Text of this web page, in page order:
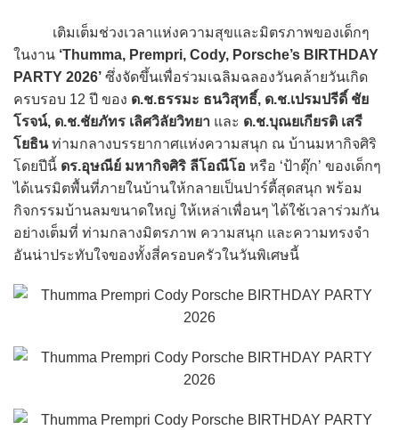
เติมเต็มช่วงเวลาแห่งความสุขและมิตรภาพของเด็กๆ
ในงาน ‘Thumma, Prempri, Cody, Porsche’s BIRTHDAY
PARTY 2026’ ซึ่งจัดขึ้นเพื่อร่วมเฉลิมฉลองวันคล้ายวันเกิด
ครบรอบ 12 ปี ของ ด.ช.ธรรมะ ธนวิสุทธิ์, ด.ช.เปรมปรีดิ์ ชัย
โรจน์, ด.ช.ชัยภัทร เลิศวิลัยวิทยา และ ด.ช.บุณยเกียรติ เสรี
โยธินท่ามกลางบรรยากาศแห่งความสนุก ณ บ้านมหากิจศิริ
โดยปีนี้ ดร.อุษณีย์ มหากิจศิริ ลีโอณีโอ หรือ ‘ป้าตุ๊ก’ ของเด็กๆ
ได้เนรมิตพื้นที่ภายในบ้านให้กลายเป็นปาร์ตี้สุดสนุก พร้อม
กิจกรรมบ้านลมขนาดใหญ่ ให้เหล่าเพื่อนๆ ได้ใช้เวลาร่วมกัน
อย่างเต็มที่ ท่ามกลางมิตรภาพ ความสนุก และความทรงจำ
อันน่าประทับใจของทั้งสี่ครอบครัวในวันพิเศษนี้